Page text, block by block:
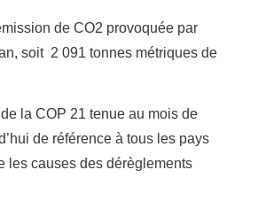
de CO2 provoquée par
soit 2 091 tonnes métriques de
la COP 21 tenue au mois de
de référence à tous les pays
les causes des dérèglements